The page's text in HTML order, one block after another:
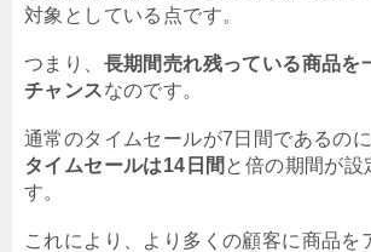
対象としている点です。
つまり、 長期間売れ残っている商品を
チャンスなのです。
通常のタイムセールが7日間であるの
タイムセールは14日間 と倍の期間が設
す。
これにより、より多くの顧客に商品を